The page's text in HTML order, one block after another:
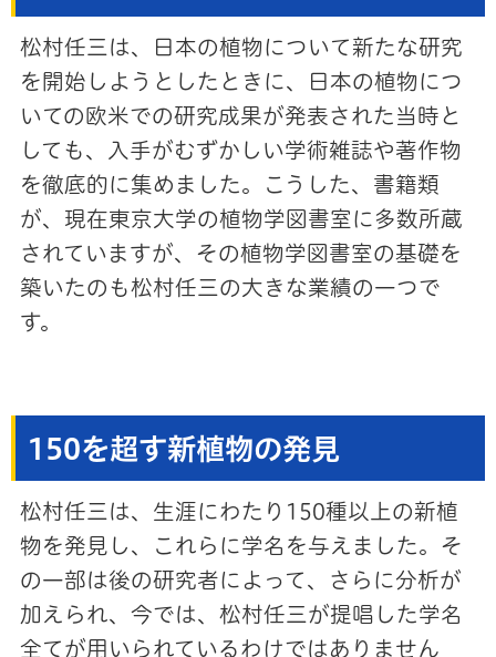
松村任三は、日本の植物について新たな研究
を開始しようとしたときに、日本の植物につ
いての欧米での研究成果が発表された当時と
しても、入手がむずかしい学術雑誌や著作物
を徹底的に集めました。こうした、書籍類
が、現在東京大学の植物学図書室に多数所蔵
されていますが、その植物学図書室の基礎を
築いたのも松村任三の大きな業績の一つで
す。
150を超す新植物の発見
松村任三は、生涯にわたり150種以上の新植
物を発見し、これらに学名を与えました。そ
の一部は後の研究者によって、さらに分析が
加えられ、今では、松村任三が提唱した学名
全てが用いられているわけではありません